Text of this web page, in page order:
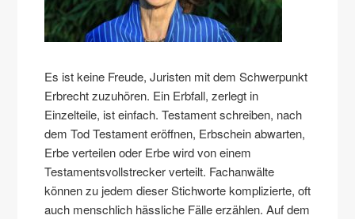
Es ist keine Freude, Juristen mit dem Schwerpunkt
Erbrecht zuzuhören. Ein Erbfall, zerlegt in
Einzelteile, ist einfach. Testament schreiben, nach
dem Tod Testament eröffnen, Erbschein abwarten,
Erbe verteilen oder Erbe wird von einem
Testamentsvollstrecker verteilt. Fachanwälte
können zu jedem dieser Stichworte komplizierte, oft
auch menschlich hässliche Fälle erzählen. Auf dem